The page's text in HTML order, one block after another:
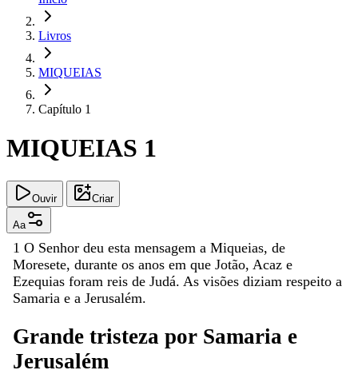
Livros
MIQUEIAS
Capítulo 1
MIQUEIAS 1
Ouvir Criar
Aa
1 O Senhor deu esta mensagem a Miqueias, de
Moresete, durante os anos em que Jotão, Acaz e
Ezequias foram reis de Judá. As visões diziam respeito a
Samaria e a Jerusalém.
Grande tristeza por Samaria e
Jerusalém